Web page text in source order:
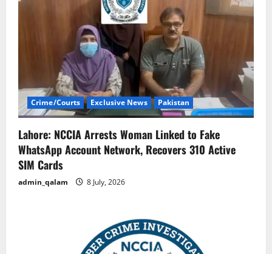
Crime/Courts Exclusive News Pakistan
Lahore: NCCIA Arrests Woman Linked to Fake
WhatsApp Account Network, Recovers 310 Active
SIM Cards
admin_qalam 8 July, 2026